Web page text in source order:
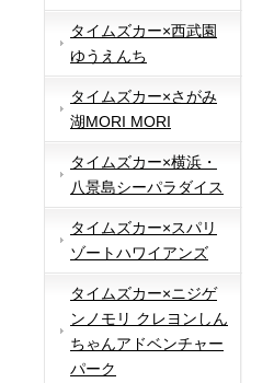
タイムズカー×西武園
ゆうえんち
タイムズカー×さがみ
湖MORI MORI
タイムズカー×横浜・
八景島シーパラダイス
タイムズカー×スパリ
ゾートハワイアンズ
タイムズカー×ニジゲ
ンノモリ クレヨンしん
ちゃんアドベンチャー
パーク